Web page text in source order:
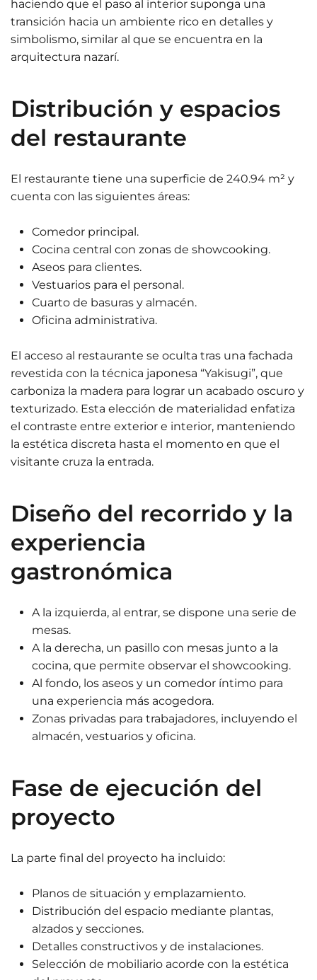
haciendo que el paso al interior suponga una
transición hacia un ambiente rico en detalles y
simbolismo, similar al que se encuentra en la
arquitectura nazarí.
Distribución y espacios
del restaurante
El restaurante tiene una superficie de 240.94 m² y
cuenta con las siguientes áreas:
Comedor principal.
Cocina central con zonas de showcooking.
Aseos para clientes.
Vestuarios para el personal.
Cuarto de basuras y almacén.
Oficina administrativa.
El acceso al restaurante se oculta tras una fachada
revestida con la técnica japonesa “Yakisugi”, que
carboniza la madera para lograr un acabado oscuro y
texturizado. Esta elección de materialidad enfatiza
el contraste entre exterior e interior, manteniendo
la estética discreta hasta el momento en que el
visitante cruza la entrada.
Diseño del recorrido y la
experiencia
gastronómica
A la izquierda, al entrar, se dispone una serie de
mesas.
A la derecha, un pasillo con mesas junto a la
cocina, que permite observar el showcooking.
Al fondo, los aseos y un comedor íntimo para
una experiencia más acogedora.
Zonas privadas para trabajadores, incluyendo el
almacén, vestuarios y oficina.
Fase de ejecución del
proyecto
La parte final del proyecto ha incluido:
Planos de situación y emplazamiento.
Distribución del espacio mediante plantas,
alzados y secciones.
Detalles constructivos y de instalaciones.
Selección de mobiliario acorde con la estética